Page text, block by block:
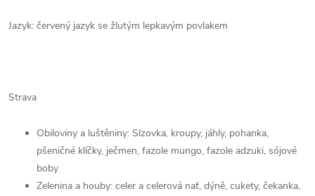
Jazyk: červený jazyk se žlutým lepkavým povlakem
Strava
Obiloviny a luštěniny: Slzovka, kroupy, jáhly, pohanka,
pšeničné klíčky, ječmen, fazole mungo, fazole adzuki, sójové
boby
Zelenina a houby: celer a celerová nať, dýně, cukety, čekanka,